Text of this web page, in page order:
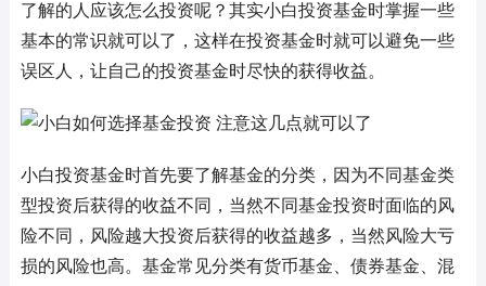
了解的人应该怎么投资呢？其实小白投资基金时掌握一些
基本的常识就可以了，这样在投资基金时就可以避免一些
误区人，让自己的投资基金时尽快的获得收益。
小白投资基金时首先要了解基金的分类，因为不同基金类
型投资后获得的收益不同，当然不同基金投资时面临的风
险不同，风险越大投资后获得的收益越多，当然风险大亏
损的风险也高。基金常见分类有货币基金、债券基金、混